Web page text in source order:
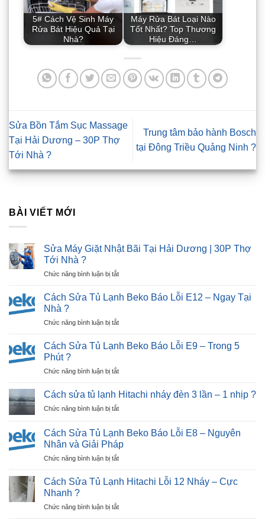
5# Cách Vệ Sinh Máy
Rửa Bát Hiệu Quả Tại
Nhà?
Máy Rửa Bát Loại Nào
Tốt Nhất? Top Thương
Hiệu Đáng…
Sửa Bồn Tắm Sục Massage
Tại Hải Dương – 30P Thợ
Tới Nhà ?
Trung tâm bảo hành Bosch
tại Đông Triều Quảng Ninh ?
BÀI VIẾT MỚI
Sửa Máy Giặt Nhật Bãi Tại Hải Dương | 30P Thợ
Tới Nhà ?
Chức năng bình luận bị tắtở
Máy
Bãi
Hải
30P
Tới
Cách Sửa Tủ Lạnh Beko Báo Lỗi E12 – Ngay Tại
Nhà ?
Chức năng bình luận bị tắtở
Sửa
Beko
Lỗi
–
Tại
Nhà
Cách Sửa Tủ Lạnh Beko Báo Lỗi E9 – Trong 5
Phút ?
Chức năng bình luận bị tắtở
Sửa
Lạnh
Báo
Lỗi
E9
–
5
Cách sửa tủ lạnh Hitachi nháy đèn 3 lần – 1 nhịp ?
Chức năng bình luận bị tắtở
sửa
tủ
lạnh
Hitachi
đèn
–
Cách Sửa Tủ Lạnh Beko Báo Lỗi E8 – Nguyên
Nhân và Giải Pháp
Chức năng bình luận bị tắtở
Sửa
Beko
Cách Sửa Tủ Lạnh Hitachi Lỗi 12 Nháy – Cực
Nhanh ?
Chức năng bình luận bị tắtở